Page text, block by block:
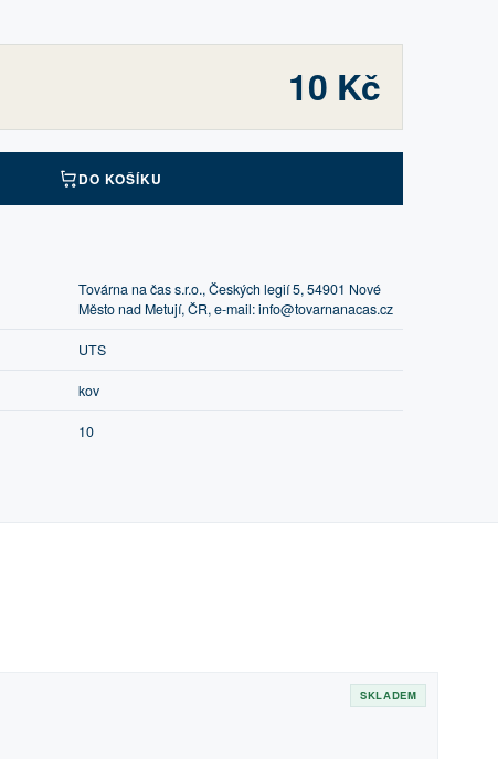
10 Kč
DO KOŠÍKU
Továrna na čas s.r.o., Českých legií 5, 54901 Nové
Město nad Metují, ČR, e-mail: info@tovarnanacas.cz
UTS
kov
10
SKLADEM